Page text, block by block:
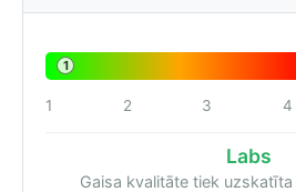
1
1 2 3 4
Labs
Gaisa kvalitāte tiek